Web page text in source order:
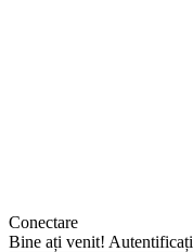
Conectare
Bine ați venit!